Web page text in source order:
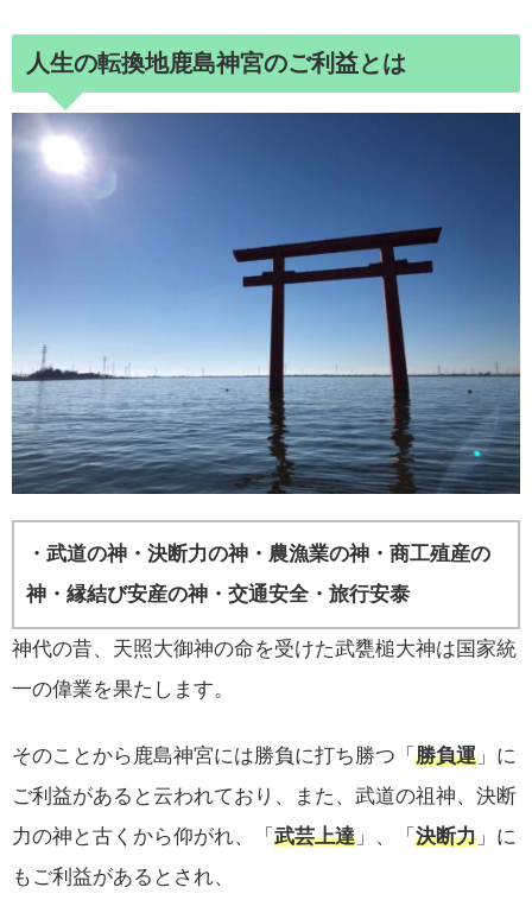
人生の転換地鹿島神宮のご利益とは
・武道の神・決断力の神・農漁業の神・商工殖産の
神・縁結び安産の神・交通安全・旅行安泰
神代の昔、天照大御神の命を受けた武甕槌大神は国家統
一の偉業を果たします。
そのことから鹿島神宮には勝負に打ち勝つ「 勝負運 」に
ご利益があると云われており、また、武道の祖神、決断
力の神と古くから仰がれ、「 武芸上達 」、「 決断力 」に
もご利益があるとされ、